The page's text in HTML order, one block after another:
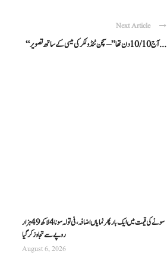
Next Article
“آج 10/10 دن تھا” – سچن ٹنڈولکر کی میسی کے ساتھ تصویر ...
سونے کی قیمت میں ایک بار پھر نمایاں اضافہ، فی تولہ سونا 4 لاکھ 49 ہزار
روپے سے تجاوز کرگیا
August 6, 2026